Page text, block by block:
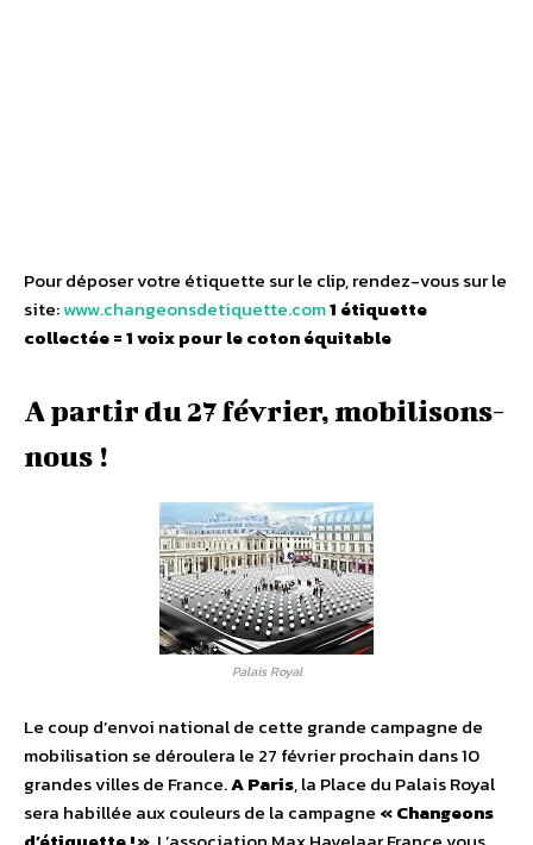
Pour déposer votre étiquette sur le clip, rendez-vous sur le
site:www.changeonsdetiquette.com1 étiquette
collectée = 1 voix pour le coton équitable
A partir du 27 février, mobilisons-
nous !
Palais Royal
Le coup d’envoi national de cette grande campagne de
mobilisation se déroulera le 27 février prochain dans 10
grandes villes de France.A Paris, la Place du Palais Royal
sera habillée aux couleurs de la campagne « Changeons